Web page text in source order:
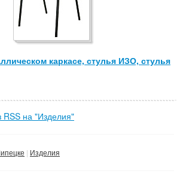
Применить Сбросить фильтр
каркасе, стулья ИЗО, стулья
RSS на "Изделия"
Изделия